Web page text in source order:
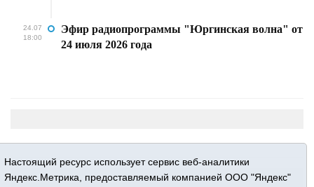
24.07
18:00
Эфир радиопрограммы "Юргинская волна" от
24 июля 2026 года
Настоящий ресурс использует сервис веб-аналитики
Яндекс.Метрика, предоставляемый компанией ООО "Яндекс"